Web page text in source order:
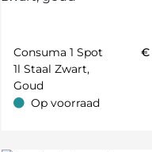
Consuma 1 Spot
1l Staal Zwart,
Goud
€
Op voorraad
Op voorraad